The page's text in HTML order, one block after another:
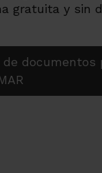
gratuita y sin
de documentos